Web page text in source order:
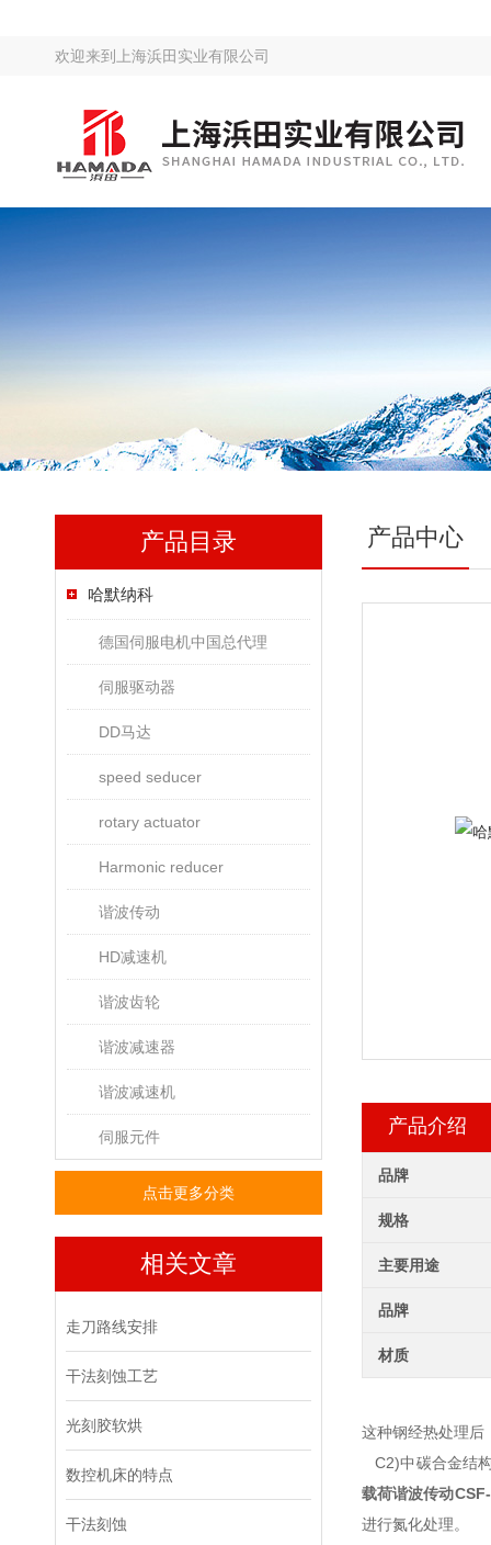
欢迎来到 上海浜田实业有限公司
产品目录
哈默纳科
德国伺服电机中国总代理
伺服驱动器
DD马达
speed seducer
rotary actuator
Harmonic reducer
谐波传动
HD减速机
谐波齿轮
谐波减速器
谐波减速机
伺服元件
点击更多分类
相关文章
走刀路线安排
干法刻蚀工艺
光刻胶软烘
数控机床的特点
干法刻蚀
产品中心
产品介绍
品牌
规格
主要用途
品牌
材质
这种钢经热处理后
C2)中碳合金结
载荷谐波传动
进行氮化处理。